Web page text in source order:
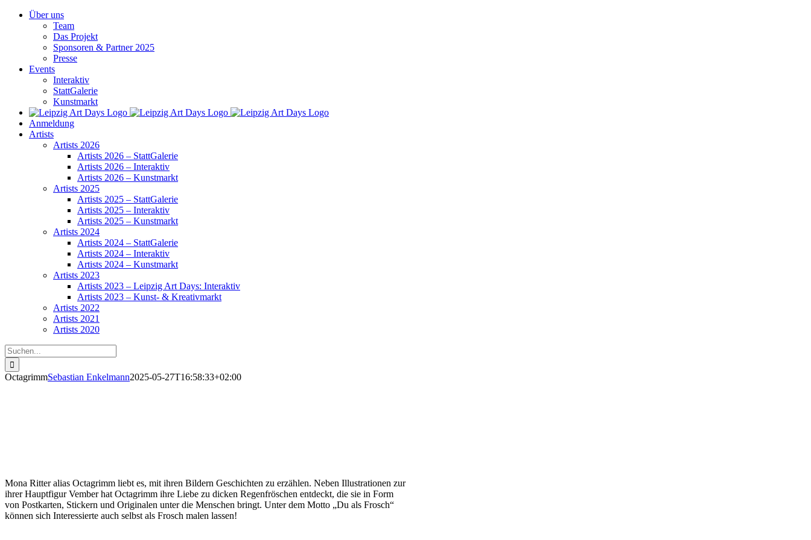
Zum
Über uns
Team
Das Projekt
Sponsoren & Partner 2025
Presse
Events
Interaktiv
StattGalerie
Kunstmarkt
Anmeldung
Artists
Artists 2026
Artists 2026 – StattGalerie
Artists 2026 – Interaktiv
Artists 2026 – Kunstmarkt
Artists 2025
Artists 2025 – StattGalerie
Artists 2025 – Interaktiv
Artists 2025 – Kunstmarkt
Artists 2024
Artists 2024 – StattGalerie
Artists 2024 – Interaktiv
Artists 2024 – Kunstmarkt
Artists 2023
Artists 2023 – Leipzig Art Days: Interaktiv
Artists 2023 – Kunst- & Kreativmarkt
Artists 2022
Artists 2021
Artists 2020
Suche
nach:
OctagrimmSebastian Enkelmann2025-05-27T16:58:33+02:00
Mona Ritter alias Octagrimm liebt es, mit ihren Bildern Geschichten zu erzählen. Neben Illustrationen zur
ihrer Hauptfigur Vember hat Octagrimm ihre Liebe zu dicken Regenfröschen entdeckt, die sie in Form
von Postkarten, Stickern und Originalen unter die Menschen bringt. Unter dem Motto „Du als Frosch“
können sich Interessierte auch selbst als Frosch malen lassen!